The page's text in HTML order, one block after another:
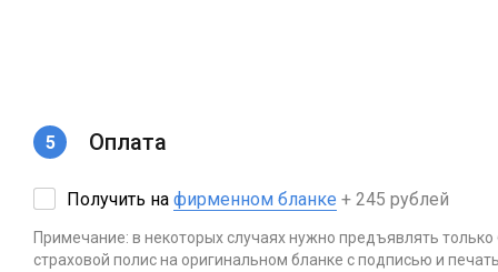
Оплата
Получить на фирменном бланке + 245 рублей
Примечание: в некоторых случаях нужно предъявлять
страховой полис на оригинальном бланке с подписью и